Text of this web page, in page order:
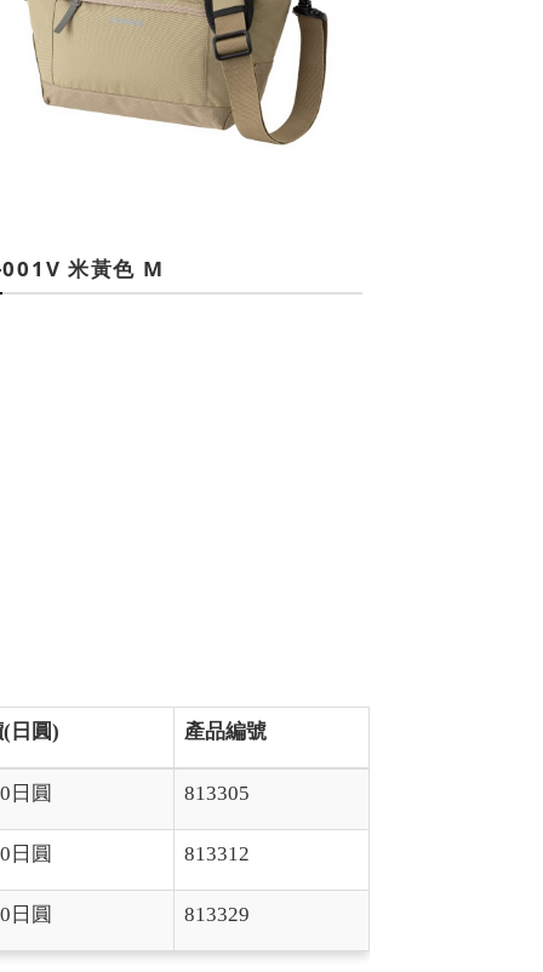
米黃色 M
日圓) 產品編號
日圓 813305
日圓 813312
日圓 813329